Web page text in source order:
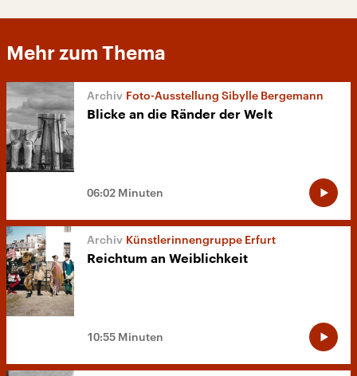
Mehr zum Thema
Foto-Ausstellung Sibylle Bergemann
Blicke an die Ränder der Welt
06:02 Minuten
Künstlerinnengruppe Erfurt
Reichtum an Weiblichkeit
10:55 Minuten